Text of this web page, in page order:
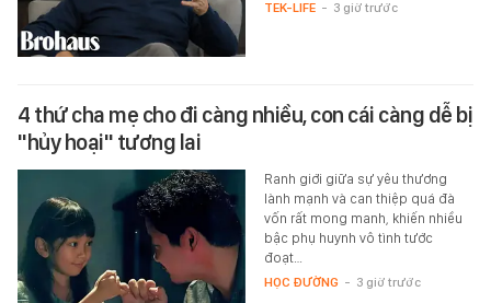
TEK-LIFE - 3 giờ trước
4 thứ cha mẹ cho đi càng nhiều, con cái càng dễ bị
"hủy hoại" tương lai
Ranh giới giữa sự yêu thương
lành mạnh và can thiệp quá đà
vốn rất mong manh, khiến nhiều
bậc phụ huynh vô tình tước
đoạt…
HỌC ĐƯỜNG - 3 giờ trước